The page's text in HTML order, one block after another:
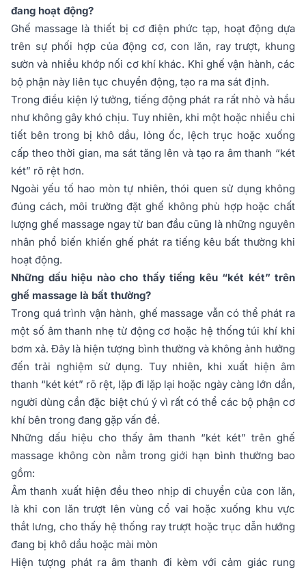
đang hoạt động?
Ghế massage là thiết bị cơ điện phức tạp, hoạt động dựa
trên sự phối hợp của động cơ, con lăn, ray trượt, khung
sườn và nhiều khớp nối cơ khí khác. Khi ghế vận hành, các
bộ phận này liên tục chuyển động, tạo ra ma sát định.
Trong điều kiện lý tưởng, tiếng động phát ra rất nhỏ và hầu
như không gây khó chịu. Tuy nhiên, khi một hoặc nhiều chi
tiết bên trong bị khô dầu, lỏng ốc, lệch trục hoặc xuống
cấp theo thời gian, ma sát tăng lên và tạo ra âm thanh “két
két” rõ rệt hơn.
Ngoài yếu tố hao mòn tự nhiên, thói quen sử dụng không
đúng cách, môi trường đặt ghế không phù hợp hoặc chất
lượng ghế massage ngay từ ban đầu cũng là những nguyên
nhân phổ biến khiến ghế phát ra tiếng kêu bất thường khi
hoạt động.
Những dấu hiệu nào cho thấy tiếng kêu “két két” trên
ghế massage là bất thường?
Trong quá trình vận hành, ghế massage vẫn có thể phát ra
một số âm thanh nhẹ từ động cơ hoặc hệ thống túi khí khi
bơm xả. Đây là hiện tượng bình thường và không ảnh hưởng
đến trải nghiệm sử dụng. Tuy nhiên, khi xuất hiện âm
thanh “két két” rõ rệt, lặp đi lặp lại hoặc ngày càng lớn dần,
người dùng cần đặc biệt chú ý vì rất có thể các bộ phận cơ
khí bên trong đang gặp vấn đề.
Những dấu hiệu cho thấy âm thanh “két két” trên ghế
massage không còn nằm trong giới hạn bình thường bao
gồm:
Âm thanh xuất hiện đều theo nhịp di chuyển của con lăn,
là khi con lăn trượt lên vùng cổ vai hoặc xuống khu vực
thắt lưng, cho thấy hệ thống ray trượt hoặc trục dẫn hướng
đang bị khô dầu hoặc mài mòn
Hiện tượng phát ra âm thanh đi kèm với cảm giác rung